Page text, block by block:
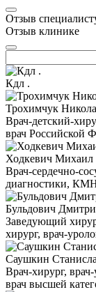
Отзыв
Отзыв клинике
Кдл .
Трохимчук
Врач-детский-
врач Российской
Ходкевич Михаил
Врач-сердечно-
диагностики,
Бульдович
Заведующий
хирург, врач-
Саушкин
Врач-хирург,
врач высшей